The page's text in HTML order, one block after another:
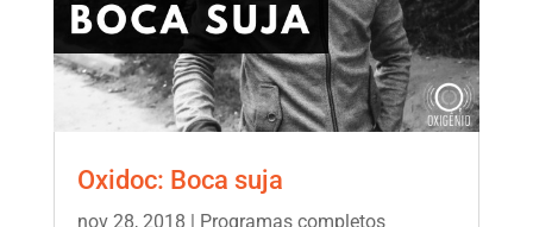
Oxidoc: Boca suja
nov 28, 2018 | Programas completos